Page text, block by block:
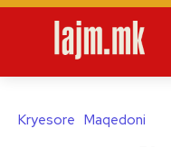
Kryesore Maqedoni